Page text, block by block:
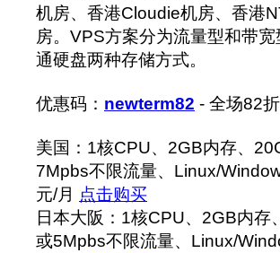
机房、香港Cloudie机房、香港
房。VPS方案分为流量型和带
通硬盘两种存储方式。
优惠码： newterm82 - 全场82
美国：1核CPU、2GB内存、
7Mpbs不限流量、Linux/
元/月 点击购买
日本大阪：1核CPU、2GB内
或5Mpbs不限流量、Linux/